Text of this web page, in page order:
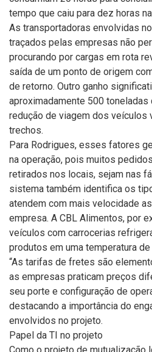
tempo que caiu para dez horas
As transportadoras envolvidas
traçados pelas empresas não
procurando por cargas em rota
saída de um ponto de origem
de retorno. Outro ganho
aproximadamente 500 toneladas
redução de viagem dos
trechos.
Para Rodrigues, esses fatores
na operação, pois muitos
retirados nos locais, sejam nas
sistema também identifica os
atendem com mais velocidade
empresa. A CBL Alimentos, por
veículos com carrocerias
produtos em uma temperatura
“As tarifas de fretes são
as empresas praticam preços
seu porte e configuração de
destacando a importância do
envolvidos no projeto.
Papel da TI no projeto